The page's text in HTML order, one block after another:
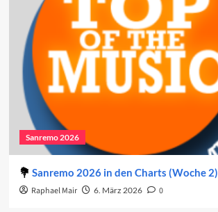
Sanremo 2026
Sanremo 2026 in den Charts (Woche 2)
Raphael Mair 6. März 2026 0